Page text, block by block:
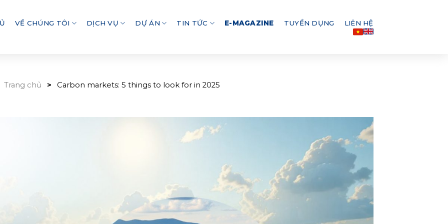
VỀ CHÚNG TÔI DỊCH VỤ DỰ ÁN TIN TỨC E-MAGAZINE TUYỂN DỤNG LIÊN HỆ
Trang chủ Carbon markets: 5 things to look for in 2025